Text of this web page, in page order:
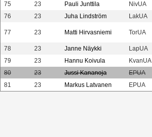
75
23 Pauli Junttila NivUA
76
23 Juha Lindström LakUA
77 23 Matti Hirvasniemi TorUA
78 23 Janne Näykki LapUA
79
23 Hannu Koivula KvanUA
80
23 Jussi Kananoja EPUA
81
23 Markus Latvanen EPUA